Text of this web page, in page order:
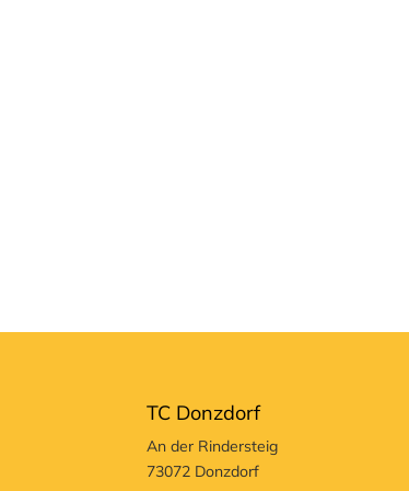
TC Donzdorf
An der Rindersteig
73072 Donzdorf